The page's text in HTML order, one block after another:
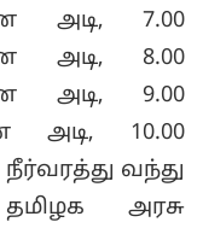
அடி, 7.00
அடி, 8.00
அடி, 9.00
அடி, 10.00
வந்து
அரசு